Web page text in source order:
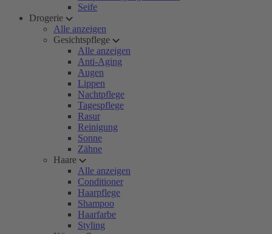
Seife
Drogerie
Alle anzeigen
Gesichtspflege
Alle anzeigen
Anti-Aging
Augen
Lippen
Nachtpflege
Tagespflege
Rasur
Reinigung
Sonne
Zähne
Haare
Alle anzeigen
Conditioner
Haarpflege
Shampoo
Haarfarbe
Styling